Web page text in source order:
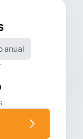
anual